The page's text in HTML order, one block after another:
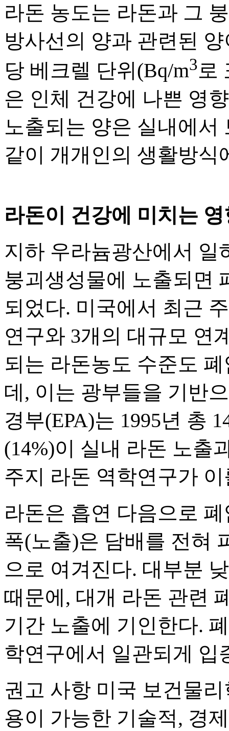
라돈 농도는 라돈과 그
방사선의 양과 관련된
당 베크렐 단위(Bq/m3로
은 인체 건강에 나쁜 영
노출되는 양은 실내에서
같이 개개인의 생활방식
라돈이 건강에 미치는 영
지하 우라늄광산에서 일
붕괴생성물에 노출되면
되었다. 미국에서 최근
연구와 3개의 대규모 연
되는 라돈농도 수준도
데, 이는 광부들을 기반
경부(EPA)는 1995년 총
(14%)이 실내 라돈 노출
주지 라돈 역학연구가
라돈은 흡연 다음으로
폭(노출)은 담배를 전혀
으로 여겨진다. 대부분
때문에, 대개 라돈 관련
기간 노출에 기인한다.
학연구에서 일관되게 입
권고 사항 미국 보건물리
용이 가능한 기술적, 경